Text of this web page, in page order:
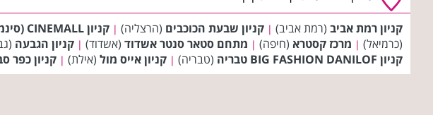
קניון רמת אביב (רמת אביב) | קניון שבעת הכוכבים (הרצליה) | קניון CINEMALL (סינמול)
(כרמיאל) | מרכז קסטרא (חיפה) | מתחם סטאר סנטר אשדוד (אשדוד) | קניון הגבעה
קניון BIG FASHION DANILOF טבריה (טבריה) | קניון אייס מול (אילת) | קניון כפר